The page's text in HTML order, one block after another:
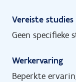
Vereiste studies
Geen specifieke
Werkervaring
Beperkte